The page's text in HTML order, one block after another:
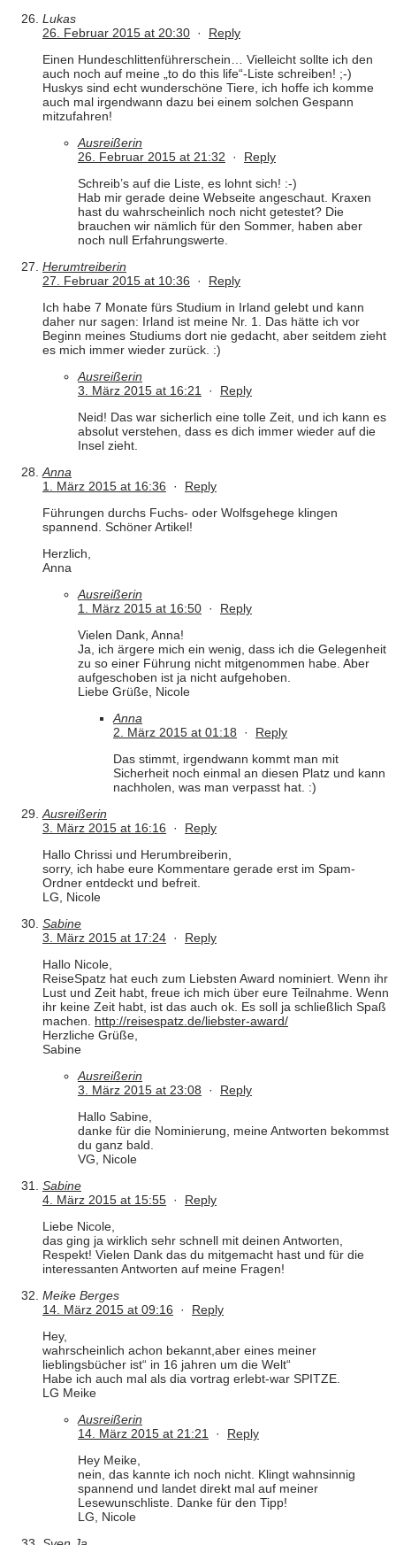
Lukas
26. Februar 2015 at 20:30 · Reply
Einen Hundeschlittenführerschein… Vielleicht sollte ich den
auch noch auf meine „to do this life“-Liste schreiben! ;-)
Huskys sind echt wunderschöne Tiere, ich hoffe ich komme
auch mal irgendwann dazu bei einem solchen Gespann
mitzufahren!
Ausreißerin
26. Februar 2015 at 21:32 · Reply
Schreib’s auf die Liste, es lohnt sich! :-)
Hab mir gerade deine Webseite angeschaut. Kraxen
hast du wahrscheinlich noch nicht getestet? Die
brauchen wir nämlich für den Sommer, haben aber
noch null Erfahrungswerte.
Herumtreiberin
27. Februar 2015 at 10:36 · Reply
Ich habe 7 Monate fürs Studium in Irland gelebt und kann
daher nur sagen: Irland ist meine Nr. 1. Das hätte ich vor
Beginn meines Studiums dort nie gedacht, aber seitdem zieht
es mich immer wieder zurück. :)
Ausreißerin
3. März 2015 at 16:21
· Reply
Neid! Das war sicherlich eine tolle Zeit, und ich kann es
absolut verstehen, dass es dich immer wieder auf die
Insel zieht.
Anna
1. März 2015 at 16:36 · Reply
Führungen durchs Fuchs- oder Wolfsgehege klingen
spannend. Schöner Artikel!
Herzlich,
Anna
Ausreißerin
1. März 2015 at 16:50 · Reply
Vielen Dank, Anna!
Ja, ich ärgere mich ein wenig, dass ich die Gelegenheit
zu so einer Führung nicht mitgenommen habe. Aber
aufgeschoben ist ja nicht aufgehoben.
Liebe Grüße, Nicole
Anna
2. März 2015 at 01:18 · Reply
Das stimmt, irgendwann kommt man mit
Sicherheit noch einmal an diesen Platz und kann
nachholen, was man verpasst hat. :)
Ausreißerin
3. März 2015 at 16:16 · Reply
Hallo Chrissi und Herumbreiberin,
sorry, ich habe eure Kommentare gerade erst im Spam-
Ordner entdeckt und befreit.
LG, Nicole
Sabine
3. März 2015 at 17:24 · Reply
Hallo Nicole,
ReiseSpatz hat euch zum Liebsten Award nominiert. Wenn ihr
Lust und Zeit habt, freue ich mich über eure Teilnahme. Wenn
ihr keine Zeit habt, ist das auch ok. Es soll ja schließlich Spaß
machen. http://reisespatz.de/liebster-award/
Herzliche Grüße,
Sabine
Ausreißerin
3. März 2015 at 23:08 · Reply
Hallo Sabine,
danke für die Nominierung, meine Antworten bekommst
du ganz bald.
VG, Nicole
Sabine
4. März 2015 at 15:55 · Reply
Liebe Nicole,
das ging ja wirklich sehr schnell mit deinen Antworten,
Respekt! Vielen Dank das du mitgemacht hast und für die
interessanten Antworten auf meine Fragen!
Meike Berges
14. März 2015 at 09:16 · Reply
Hey,
wahrscheinlich achon bekannt,aber eines meiner
lieblingsbücher ist“ in 16 jahren um die Welt“
Habe ich auch mal als dia vortrag erlebt-war SPITZE.
LG Meike
Ausreißerin
14. März 2015 at 21:21
· Reply
Hey Meike,
nein, das kannte ich noch nicht. Klingt wahnsinnig
spannend und landet direkt mal auf meiner
Lesewunschliste. Danke für den Tipp!
LG, Nicole